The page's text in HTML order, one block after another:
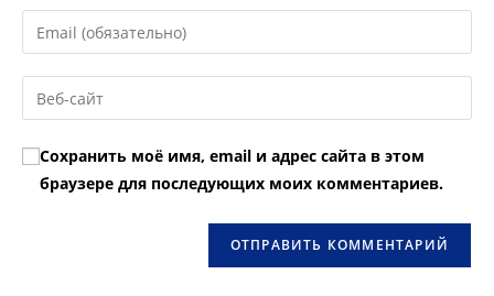
имя
или
пользователя,
чтобы
прокомментировать
Введите
свой
email-
адрес,
прокомментировать
Введите
URL
вашего
веб-
сайта
Сохранить моё имя, email и адрес сайта в этом
браузере для последующих моих комментариев.